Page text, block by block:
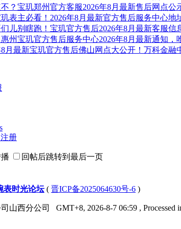
？宝玑郑州官方客服2026年8月最新售后网点公
表主必看！2026年8月最新官方售后服务中心地
儿别瞎跑！宝玑官方售后2026年8月最新客服信
州宝玑官方售后服务中心2026年8月最新通知，
8月最新宝玑官方售后佛山网点大公开！万科金
册
回帖后跳转到最后一页
表时光论坛( 晋ICP备2025064630号-6 )
山西分公司 GMT+8, 2026-8-7 06:59 , Processed